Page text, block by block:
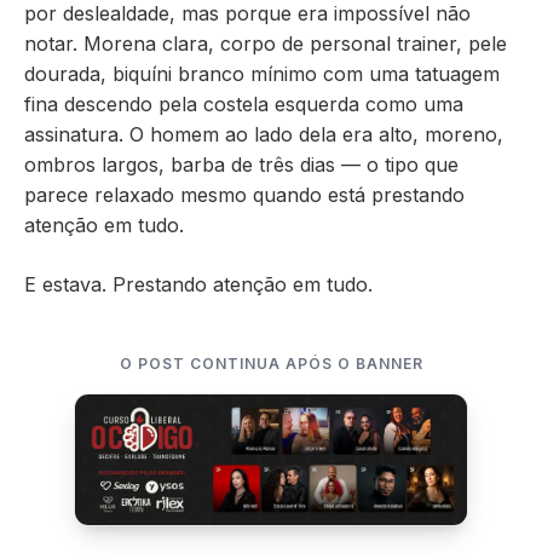
por deslealdade, mas porque era impossível não
notar. Morena clara, corpo de personal trainer, pele
dourada, biquíni branco mínimo com uma tatuagem
fina descendo pela costela esquerda como uma
assinatura. O homem ao lado dela era alto, moreno,
ombros largos, barba de três dias — o tipo que
parece relaxado mesmo quando está prestando
atenção em tudo.
E estava. Prestando atenção em tudo.
O POST CONTINUA APÓS O BANNER